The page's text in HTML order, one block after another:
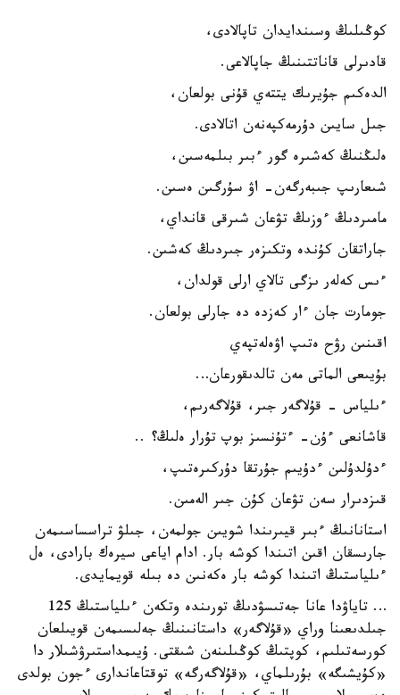
كوڭىلىڭ وسىندايدان تاپالادى،
قادىرلى قاناتتىنىڭ جاپالاعى.
الدەكىم جۇيرىك يتتەي قۇنى بولعان،
جىل سايىن دۇرمەكپەنەن اتالادى.
ەلىڭنىڭ كەشىرە گور ءبىر بىلمەسىن،
شىعارىپ جىبەرگەن- اۋ سۇرگىن ەسىن.
مامىردىڭ ءوزىڭ تۋعان شىرقى قانداي،
جاراتقان كۇندە وتكىزەر جىردىڭ كەشىن.
ءىس كەلەر ىزگى تالاي ارلى قولدان،
جومارت جان ءار كەزدە دە جارلى بولعان.
اقىنىن رۋح ەتىپ اۋەلەتپەي
بۇيىعى الماتى مەن تالدىقورعان…
ءىلياس - قۇلاگەر جىر، قۇلاگەرىم،
قاشانعى ءۇن- ءتۇنسىز بوپ تۇرار ەلىڭ؟ ..
ءدۇلدۇلىن ءدۇيىم جۇرتقا دۇركىرەتىپ،
قىزدىرار سەن تۋعان كۇن جىر الەمىن.
استانانىڭ ءبىر قيىرىندا شويىن جولمەن، جىلۋ تراسساسىمەن
جارىسقان اقىن اتىندا كوشە بار. ادام اياعى سيرەك بارادى، ەل
ءىلياستىڭ اتىندا كوشە بار ەكەنىن دە بىلە قويمايدى.
… تاياۋدا عانا جەتىسۋدىڭ تورىندە وتكەن ءىلياستىڭ 125
جىلدىعىنا وراي «قۇلاگەر» داستانىنىڭ جەلىسىمەن قويىلعان
كورسەتىلىم، كوپتىڭ كوڭىلىنەن شىقتى. ۇيىمداستىرۋشىلار دا
«كۇيشىگە» بۇرىلماي، «قۇلاگەرگە» توقتاعاندارى ءجون بولدى